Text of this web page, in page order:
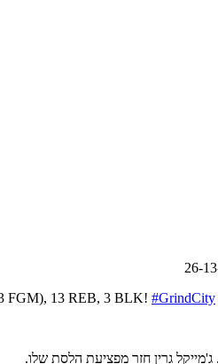
FGM), 13 REB, 3 BLK! #GrindCity